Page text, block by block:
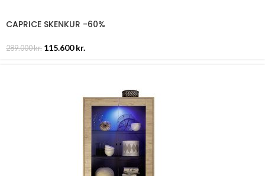
CAPRICE SKENKUR -60%
289.000kr. 115.600kr.